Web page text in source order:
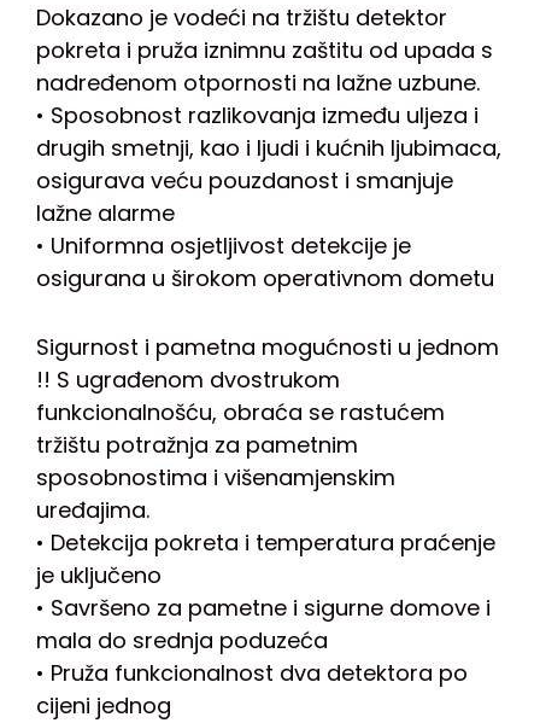
Dokazano je vodeći na tržištu detektor
pokreta i pruža iznimnu zaštitu od upada s
nadređenom otpornosti na lažne uzbune.
• Sposobnost razlikovanja između uljeza i
drugih smetnji, kao i ljudi i kućnih ljubimaca,
osigurava veću pouzdanost i smanjuje
lažne alarme
• Uniformna osjetljivost detekcije je
osigurana u širokom operativnom dometu
Sigurnost i pametna mogućnosti u jednom
!! S ugrađenom dvostrukom
funkcionalnošću, obraća se rastućem
tržištu potražnja za pametnim
sposobnostima i višenamjenskim
uređajima.
• Detekcija pokreta i temperatura praćenje
je uključeno
• Savršeno za pametne i sigurne domove i
mala do srednja poduzeća
• Pruža funkcionalnost dva detektora po
cijeni jednog